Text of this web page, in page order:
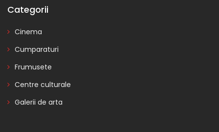
Categorii
Cinema
Cumparaturi
Frumusete
Centre culturale
Galerii de arta